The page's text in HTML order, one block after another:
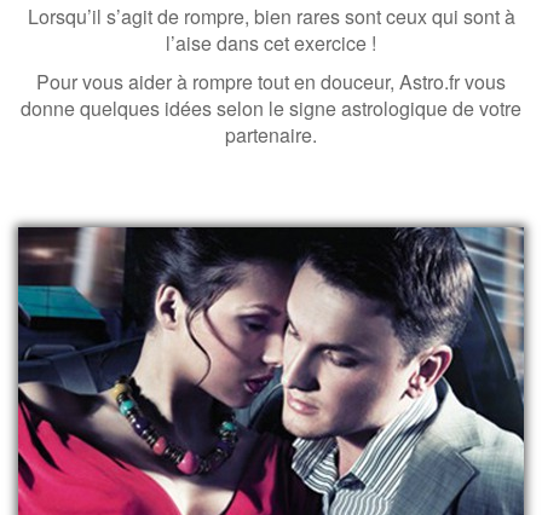
Lorsqu’il s’agit de rompre, bien rares sont ceux qui sont à
l’aise dans cet exercice !
Pour vous aider à rompre tout en douceur, Astro.fr vous
donne quelques idées selon le signe astrologique de votre
partenaire.